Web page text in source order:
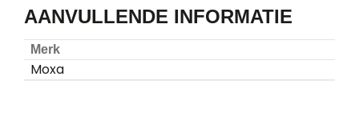
AANVULLENDE INFORMATIE
Merk
Moxa